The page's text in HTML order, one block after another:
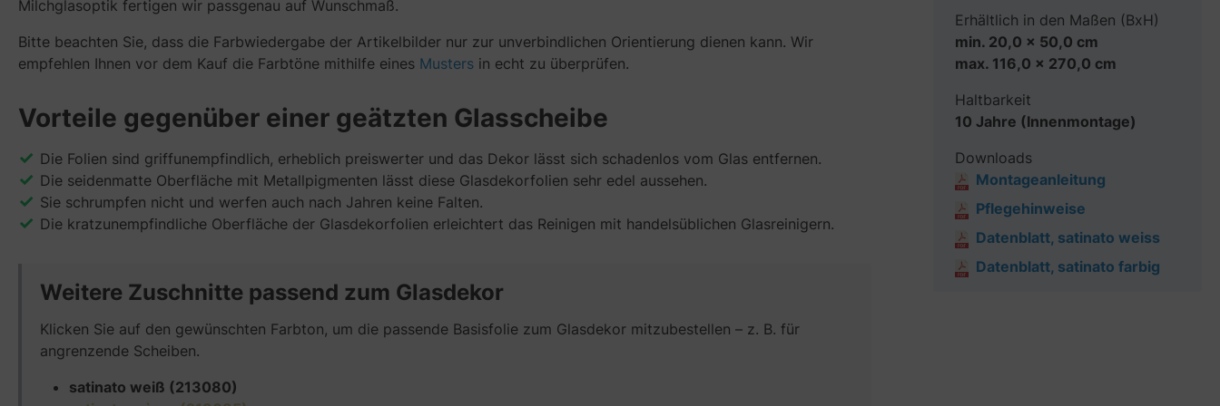
Milchglasoptik fertigen wir passgenau auf Wunschmaß.
Bitte beachten Sie, dass die Farbwiedergabe der Artikelbilder nur zur unverbindlichen Orientierung dienen kann. Wir
empfehlen Ihnen vor dem Kauf die Farbtöne mithilfe eines Musters in echt zu überprüfen.
Vorteile gegenüber einer geätzten Glasscheibe
Die Folien sind griffunempfindlich, erheblich preiswerter und das Dekor lässt sich schadenlos vom Glas entfernen.
Die seidenmatte Oberfläche mit Metallpigmenten lässt diese Glasdekorfolien sehr edel aussehen.
Sie schrumpfen nicht und werfen auch nach Jahren keine Falten.
Die kratzunempfindliche Oberfläche der Glasdekorfolien erleichtert das Reinigen mit handelsüblichen Glasreinigern.
Weitere Zuschnitte passend zum Glasdekor
Klicken Sie auf den gewünschten Farbton, um die passende Basisfolie zum Glasdekor mitzubestellen – z. B. für
angrenzende Scheiben.
satinato weiß (213080)
Erhältlich in den Maßen (BxH)
min. 20,0 x 50,0 cm
max. 116,0 x 270,0 cm
Haltbarkeit
10 Jahre (Innenmontage)
Downloads
Montageanleitung
Pflegehinweise
Datenblatt, satinato weiss
Datenblatt, satinato farbig